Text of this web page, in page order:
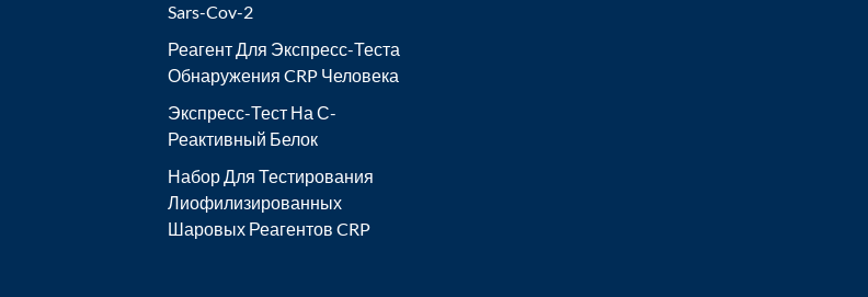
Sars-Cov-2
Реагент Для Экспресс-Теста
Обнаружения CRP Человека
Экспресс-Тест На С-
Реактивный Белок
Набор Для Тестирования
Лиофилизированных
Шаровых Реагентов CRP